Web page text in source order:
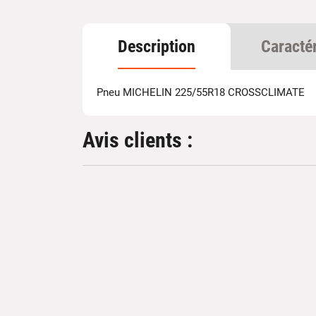
Description
Pneu MICHELIN 225/55R18 CROSSCLIMATE
Avis clients :